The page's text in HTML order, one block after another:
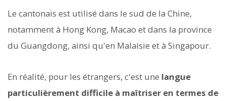
Le cantonais est utilisé dans le sud de la Chine,
notamment à Hong Kong, Macao et dans la province
du Guangdong, ainsi qu'en Malaisie et à Singapour.
En réalité, pour les étrangers, c'est une langue
particulièrement difficile à maîtriser en termes de